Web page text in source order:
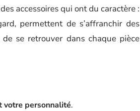
accessoires qui ont du caractère :
permettent de s’affranchir des
se retrouver dans chaque pièce
votre personnalité.